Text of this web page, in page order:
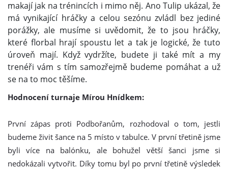
makají jak na trénincích i mimo něj. Ano Tulip ukázal, že
má vynikající hráčky a celou sezónu zvládl bez jediné
porážky, ale musíme si uvědomit, že to jsou hráčky,
které florbal hrají spoustu let a tak je logické, že tuto
úroveň mají. Když vydržíte, budete ji také mít a my
trenéři vám s tím samozřejmě budeme pomáhat a už
se na to moc těšíme.
Hodnocení turnaje Mírou Hnídkem:
První zápas proti Podbořanům, rozhodoval o tom, jestli
budeme živit šance na 5 místo v tabulce. V první třetině jsme
byli více na balónku, ale bohužel větší šanci jsme si
nedokázali vytvořit. Díky tomu byl po první třetině výsledek